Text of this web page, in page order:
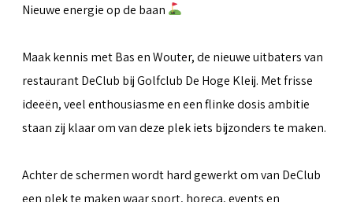
Nieuwe energie op de baan
Maak kennis met Bas en Wouter, de nieuwe uitbaters van
restaurant DeClub bij Golfclub De Hoge Kleij. Met frisse
ideeën, veel enthousiasme en een flinke dosis ambitie
staan zij klaar om van deze plek iets bijzonders te maken.
Achter de schermen wordt hard gewerkt om van DeClub
een plek te maken waar sport, horeca, events en